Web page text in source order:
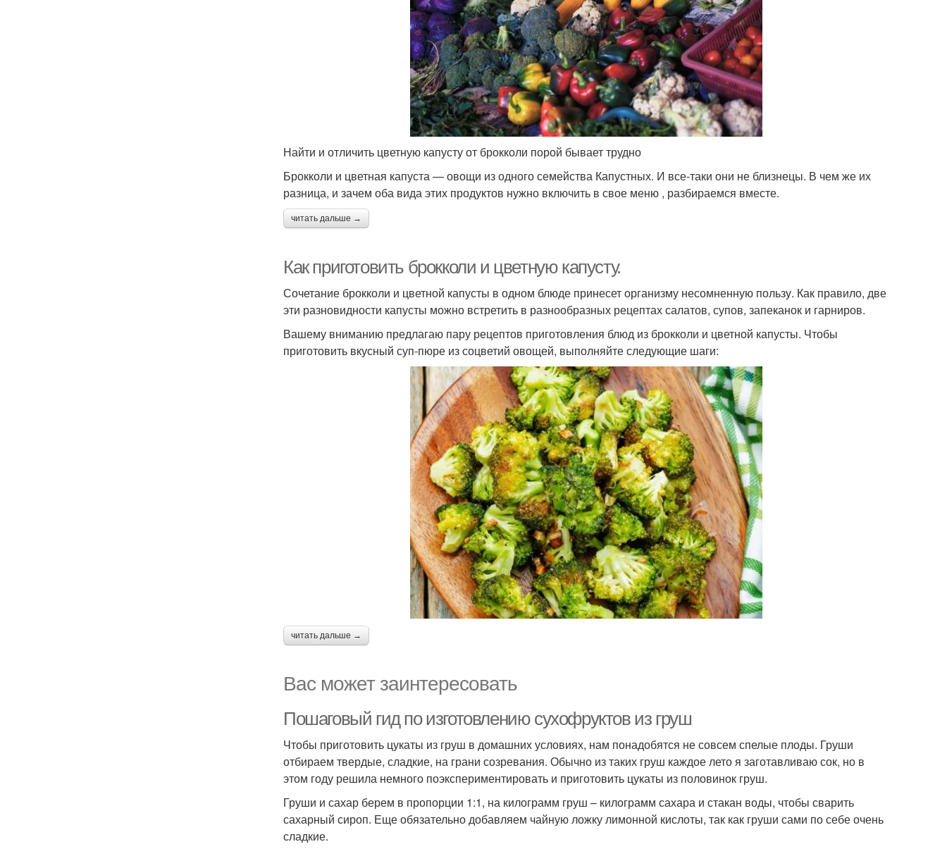
Найти и отличить цветную капусту от брокколи порой бывает трудно
Брокколи и цветная капуста — овощи из одного семейства Капустных. И все-таки они не близнецы. В чем же их
разница, и зачем оба вида этих продуктов нужно включить в свое меню , разбираемся вместе.
читать дальше →
Как приготовить брокколи и цветную капусту.
Сочетание брокколи и цветной капусты в одном блюде принесет организму несомненную пользу. Как правило, две
эти разновидности капусты можно встретить в разнообразных рецептах салатов, супов, запеканок и гарниров.
Вашему вниманию предлагаю пару рецептов приготовления блюд из брокколи и цветной капусты. Чтобы
приготовить вкусный суп-пюре из соцветий овощей, выполняйте следующие шаги:
читать дальше →
Вас может заинтересовать
Пошаговый гид по изготовлению сухофруктов из груш
Чтобы приготовить цукаты из груш в домашних условиях, нам понадобятся не совсем спелые плоды. Груши
отбираем твердые, сладкие, на грани созревания. Обычно из таких груш каждое лето я заготавливаю сок, но в
этом году решила немного поэкспериментировать и приготовить цукаты из половинок груш.
Груши и сахар берем в пропорции 1:1, на килограмм груш – килограмм сахара и стакан воды, чтобы сварить
сахарный сироп. Еще обязательно добавляем чайную ложку лимонной кислоты, так как груши сами по себе очень
сладкие.